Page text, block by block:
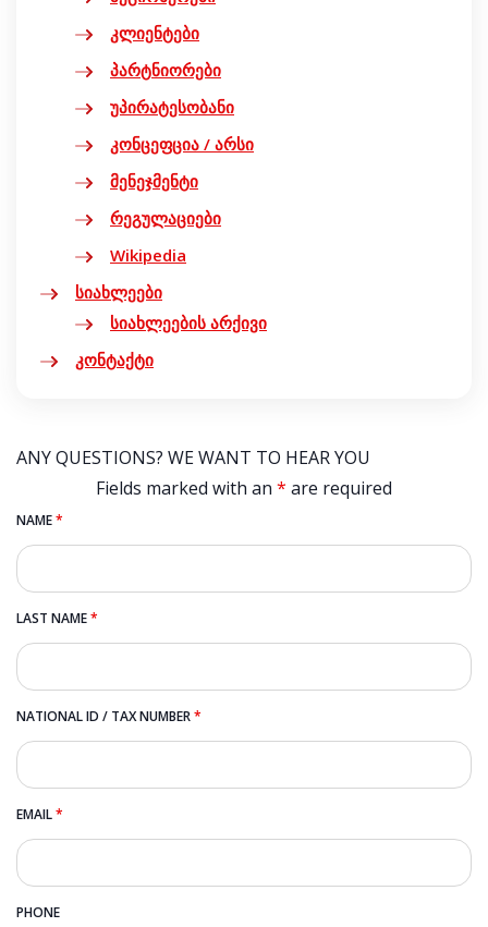
კლიენტები
პარტნიორები
უპირატესობანი
კონცეფცია / არსი
მენეჯმენტი
რეგულაციები
Wikipedia
სიახლეები
სიახლეების არქივი
კონტაქტი
ANY QUESTIONS? WE WANT TO HEAR YOU
Fields marked with an * are required
NAME*
LAST NAME*
NATIONAL ID / TAX NUMBER*
EMAIL*
PHONE